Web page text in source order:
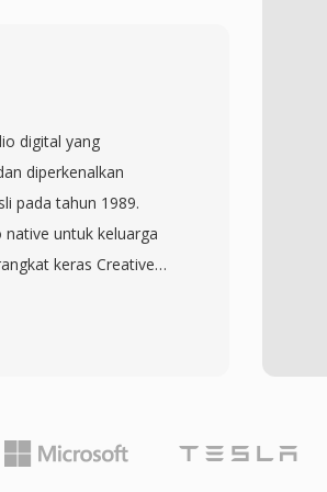
pada bitrate sangat
keunggulan
dan dukungan
menarik bagi toko
ditangani secara
lunak pihak
pun. Dukungan
menggantikannya
digital yang
diperkenalkan
pada tahun 1989.
untuk keluarga
keras Creative
setiap file terdiri
yang detail
adalah